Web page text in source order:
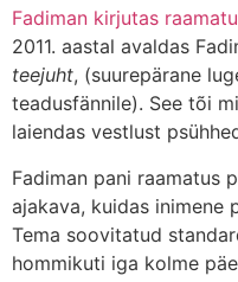
Fadiman kirjutas
2011. aastal avaldas
teejuht, (suurepärane
teadusfännile). See tõi
laiendas vestlust
Fadiman pani raamatus
ajakava, kuidas inimene
Tema soovitatud
hommikuti iga kolme